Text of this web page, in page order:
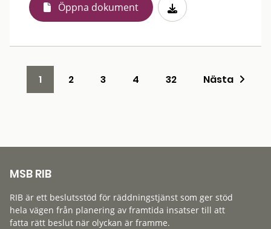
Öppna dokument
1 2 3 4 32 Nästa
MSB RIB
RIB är ett beslutsstöd för räddningstjänst som ger stöd
hela vägen från planering av framtida insatser till att
fatta rätt beslut när olyckan är framme.